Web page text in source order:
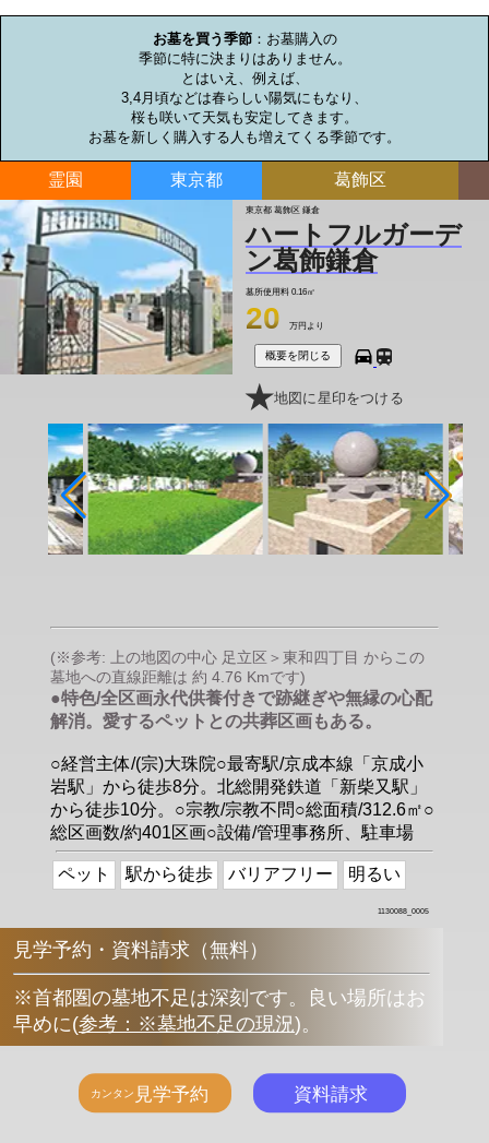
お墓を買う季節：お墓購入の
季節に特に決まりはありません。
とはいえ、例えば、
3,4月頃などは春らしい陽気にもなり、
桜も咲いて天気も安定してきます。
お墓を新しく購入する人も増えてくる季節です。
霊園 東京都 葛飾区
東京都 葛飾区 鎌倉
ハートフルガーデ
ン葛飾鎌倉
墓所使用料 0.16㎡
20 万円より
概要を閉じる
地図に星印をつける
(※参考: 上の地図の中心 足立区＞東和四丁目 からこの
墓地への直線距離は 約 4.76 Kmです)
●特色/全区画永代供養付きで跡継ぎや無縁の心配
解消。愛するペットとの共葬区画もある。
○経営主体/(宗)大珠院○最寄駅/京成本線「京成小
岩駅」から徒歩8分。北総開発鉄道「新柴又駅」
から徒歩10分。○宗教/宗教不問○総面積/312.6㎡○
総区画数/約401区画○設備/管理事務所、駐車場
ペット 駅から徒歩 バリアフリー 明るい
1130088_0005
見学予約・資料請求（無料）
※首都圏の墓地不足は深刻です。良い場所はお
早めに(参考：※墓地不足の現況)。